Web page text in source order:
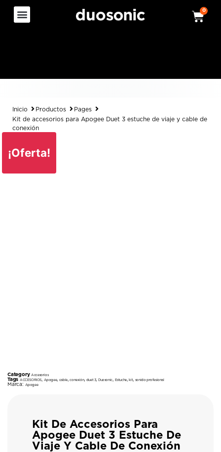
0
Inicio Productos
Pages
Kit de accesorios para Apogee Duet 3 estuche de viaje y cable de
conexión
¡Oferta!
Category Accesorios
Tags ACCESORIOS Apogee, cable,conexión, duet 3,Duosonic, Estuche,kit, sonido profesional
Marca: Apogee
Kit De Accesorios Para
Apogee Duet 3 Estuche De
Viaje Y Cable De Conexión